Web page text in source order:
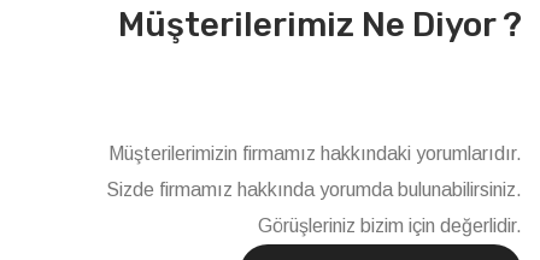
Müşterilerimiz Ne Diyor ?
Müşterilerimizin firmamız hakkındaki yorumlarıdır.
Sizde firmamız hakkında yorumda bulunabilirsiniz.
Görüşleriniz bizim için değerlidir.